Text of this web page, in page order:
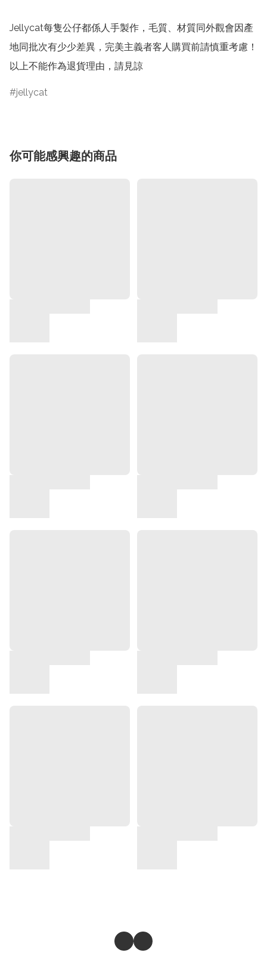
Jellycat每隻公仔都係人手製作，毛質、材質同外觀會因產
地同批次有少少差異，完美主義者客人購買前請慎重考慮！
以上不能作為退貨理由，請見諒
jellycat
你可能感興趣的商品